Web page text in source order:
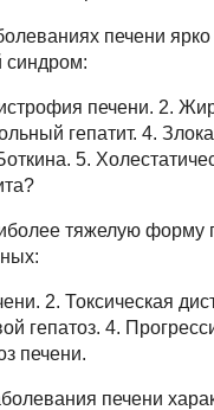
печени
синдром:
печени. 2.
гепатит. 4.
5.
тяжелую форму
2. Токсическая
гепатоз. 4.
печени.
печени